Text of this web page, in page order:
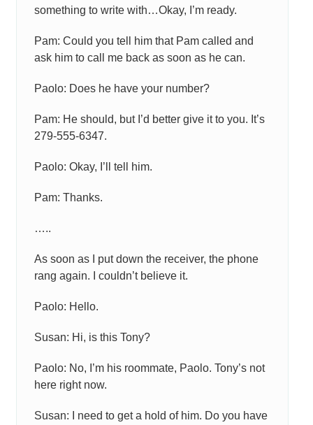
something to write with…Okay, I’m ready.
Pam: Could you tell him that Pam called and
ask him to call me back as soon as he can.
Paolo: Does he have your number?
Pam: He should, but I’d better give it to you. It’s
279-555-6347.
Paolo: Okay, I’ll tell him.
Pam: Thanks.
…..
As soon as I put down the receiver, the phone
rang again. I couldn’t believe it.
Paolo: Hello.
Susan: Hi, is this Tony?
Paolo: No, I’m his roommate, Paolo. Tony’s not
here right now.
Susan: I need to get a hold of him. Do you have